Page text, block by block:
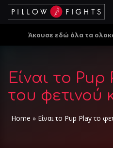
Άκουσε εδώ όλα τα
Είναι το Pup
του φετινού
Home » Είναι το Pup Play το